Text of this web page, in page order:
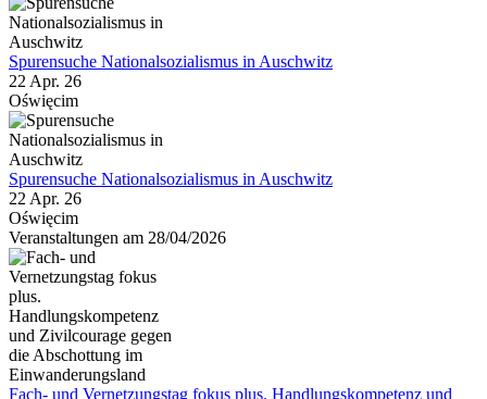
Spurensuche Nationalsozialismus in Auschwitz
22 Apr. 26
Oświęcim
Spurensuche Nationalsozialismus in Auschwitz
22 Apr. 26
Oświęcim
Veranstaltungen am 28/04/2026
Fach- und Vernetzungstag fokus plus. Handlungskompetenz und